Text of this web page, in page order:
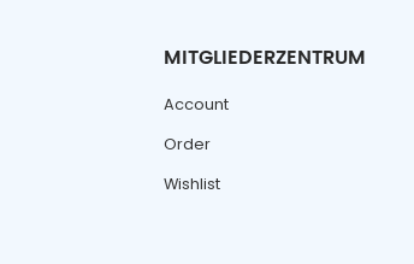
MITGLIEDERZENTRUM
Account
Order
Wishlist